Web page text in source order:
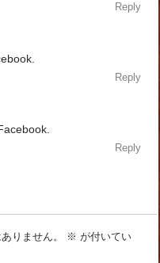
Reply
Reply
Reply
りません。 ※ が付いてい